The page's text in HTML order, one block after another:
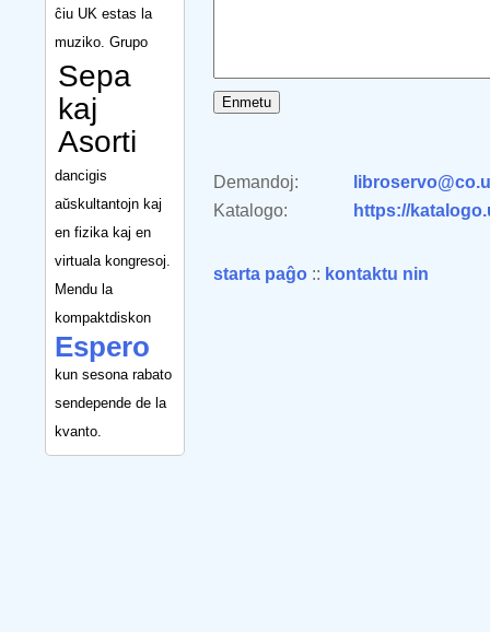
ĉiu UK estas la
muziko. Grupo
Sepa
kaj
Asorti
dancigis
aŭskultantojn kaj
en fizika kaj en
virtuala kongresoj.
Mendu la
kompaktdiskon
Espero
kun sesona rabato
sendepende de la
kvanto.
Demandoj:
Katalogo:
https://
starta paĝo :: kontaktu nin